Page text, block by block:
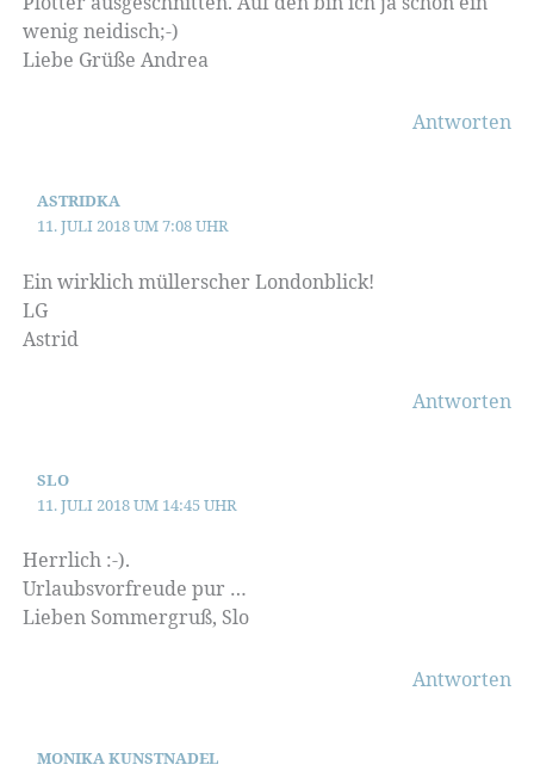
wenig neidisch;-)
Liebe Grüße Andrea
Antworten
ASTRIDKA
11. JULI 2018 UM 7:08 UHR
Ein wirklich müllerscher Londonblick!
LG
Astrid
Antworten
SLO
11. JULI 2018 UM 14:45 UHR
Herrlich :-).
Urlaubsvorfreude pur …
Lieben Sommergruß, Slo
Antworten
MONIKA KUNSTNADEL